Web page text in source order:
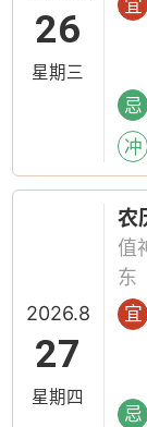
26
星期三
宜
忌
冲
2026.8
27
星期四
农
值
东
宜
忌